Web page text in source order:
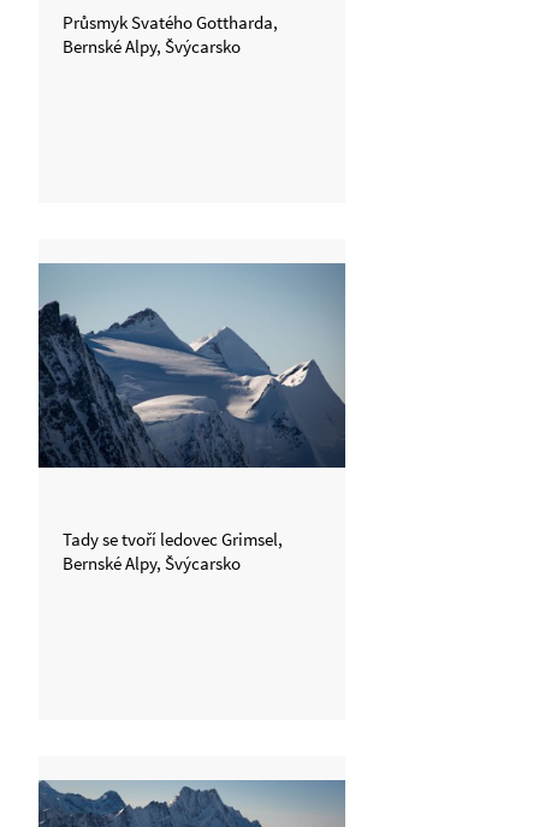
Průsmyk Svatého Gottharda,
Bernské Alpy, Švýcarsko
Tady se tvoří ledovec Grimsel,
Bernské Alpy, Švýcarsko